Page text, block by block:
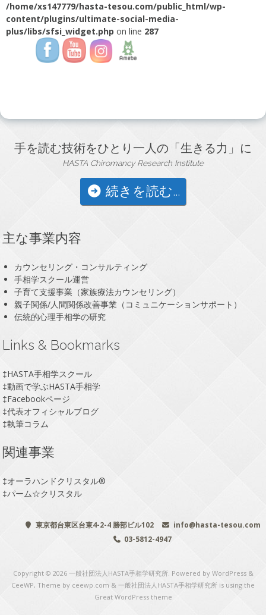
/home/xs147779/hasta-tesou.com/public_html/wp-
content/plugins/ultimate-social-media-
plus/libs/sfsi_widget.php on line 287
手を読む技術をひとり一人の「生きる力」に
HASTA Chiromancy Research Institute
続きを読む...
主な事業内容
カウンセリング・コンサルティング
手相学スクール運営
子育て支援事業（家族療法カウンセリング）
親子関係/人間関係改善事業（コミュニケーションサポート）
伝統的心理手相学の研究
Links & Bookmarks
‡HASTA手相学スクール
‡動画で学ぶHASTA手相学
‡Facebookページ
‡代表オフィシャルブログ
‡執筆コラム
関連事業
‡オーラハンドクリスタル®
‡パーム☆クリスタル
東京都台東区台東4-2-4 勝部ビル102
info@hasta-tesou.com
03-5812-4947
Copyright © 2026 一般社団法人HASTA手相学研究所. Powered by WordPress&
CeeWP, Theme by ceewp.com & 一般社団法人HASTA手相学研究所 is using the
Great WordPress theme